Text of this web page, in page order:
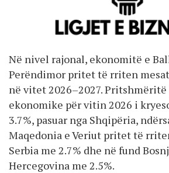
Në nivel rajonal, ekonomitë e
Perëndimor pritet të rriten
në vitet 2026–2027.
ekonomike për vitin 2026 i
3.7%, pasuar nga Shqipëria,
Maqedonia e Veriut pritet të
Serbia me 2.7% dhe në fund
Hercegovina me 2.5%.